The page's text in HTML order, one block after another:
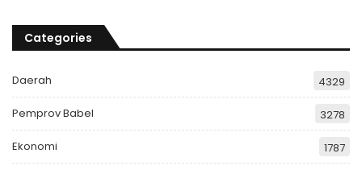
Categories
Daerah 4329
Pemprov Babel 3278
Ekonomi 1787